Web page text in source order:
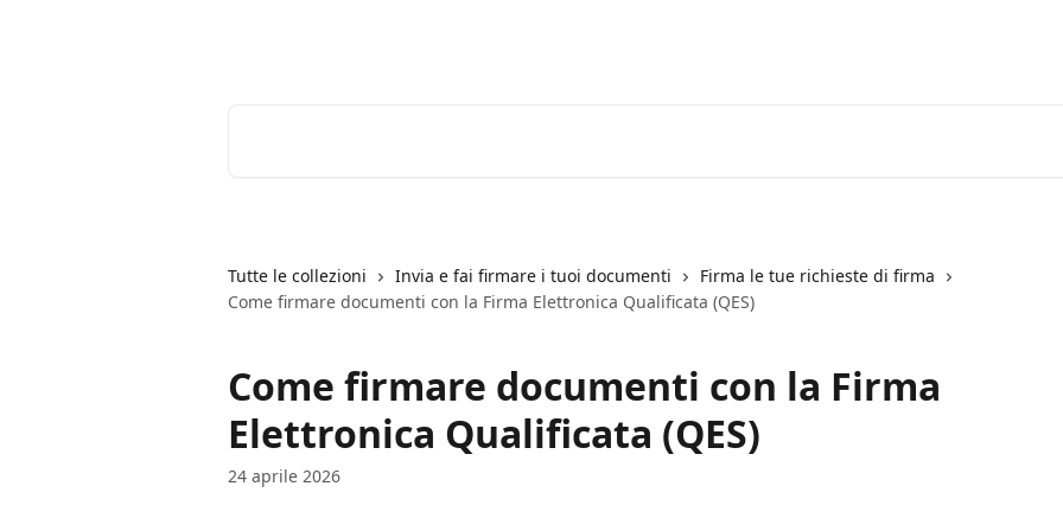
Tutte le collezioni Invia e fai firmare i tuoi documenti
Firma le tue richieste di firma
Come firmare documenti con la Firma Elettronica Qualificata (QES)
Come firmare documenti con la Firma
Elettronica Qualificata (QES)
24 aprile 2026